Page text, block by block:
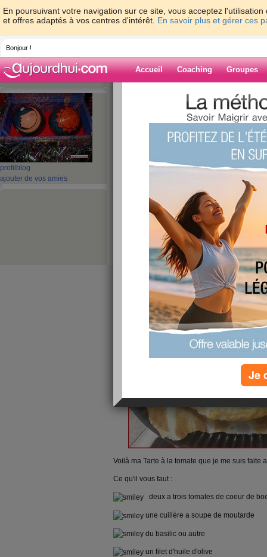
En poursuivant votre navigation sur ce site, vous acceptez
et offres adaptés à vos centres d'intérêt. En savoir plus et gérer ces
Bonjour !
Accueil Coaching Groupes
profil blog
ajouter de vos amies
> Lunesoleil23 >
Blog de
Tarte tomate au
Voilà ma Tarte à la tomate que je me suis faite
Ce qu'il vous faut :
deux a trois tomates de coeur de
une cuillère a soupe de moutarde
du basilic ou autre
un filet d'huile d'olive
Je